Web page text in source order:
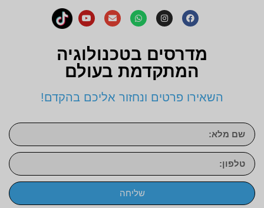
מדרסים בטכנולוגיה
המתקדמת בעולם
השאירו פרטים ונחזור אליכם בהקדם!
שליחה